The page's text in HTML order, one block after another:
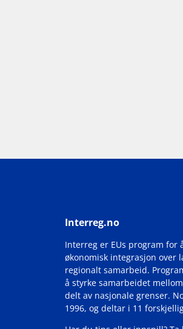
Interreg.no
Interreg er EUs program for
økonomisk integrasjon over
regionalt samarbeid.
å styrke samarbeidet
delt av nasjonale grenser.
1996, og deltar i 11